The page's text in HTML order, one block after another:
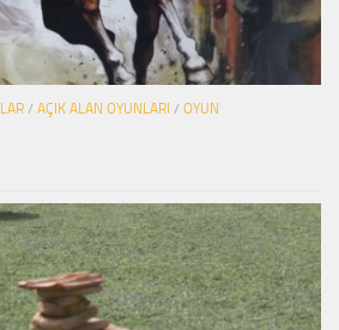
/ AÇIK ALAN OYUNLARI / OYUN